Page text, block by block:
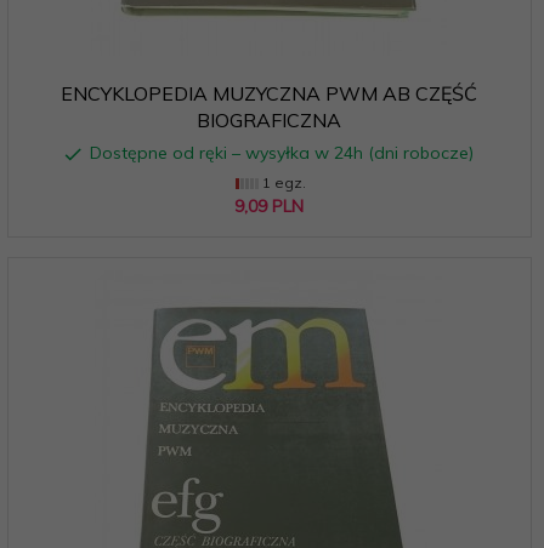
ENCYKLOPEDIA MUZYCZNA PWM AB CZĘŚĆ
BIOGRAFICZNA
Dostępne od ręki – wysyłka w 24h (dni robocze)
1 egz.
9,09 PLN